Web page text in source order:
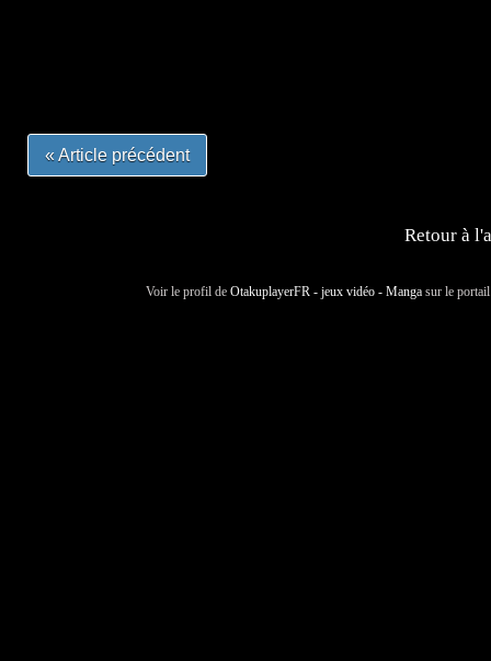
« Article précédent
Retour à
Voir le profil de OtakuplayerFR - jeux vidéo - Manga sur le